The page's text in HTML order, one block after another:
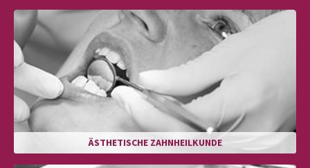
ÄSTHETISCHE ZAHNHEILKUNDE